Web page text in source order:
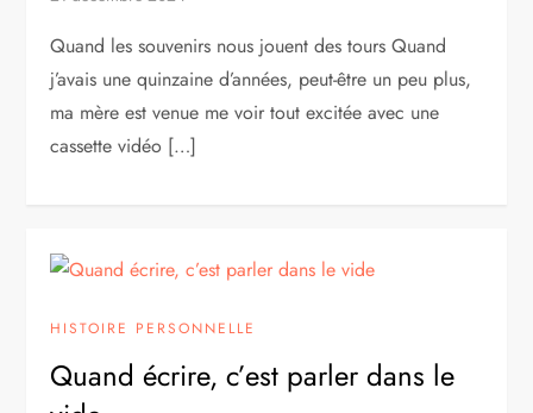
Quand les souvenirs nous jouent des tours Quand
j’avais une quinzaine d’années, peut-être un peu plus,
ma mère est venue me voir tout excitée avec une
cassette vidéo […]
HISTOIRE PERSONNELLE
Quand écrire, c’est parler dans le